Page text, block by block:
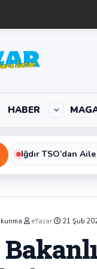
HABER
Iğdır TSO’dan
Iğdır Kredi ve
eYazar 21 Şub